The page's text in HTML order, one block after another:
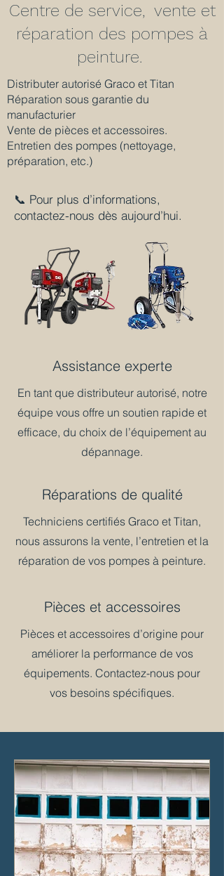
Centre de service, vente et
réparation des pompes à
peinture.
Distributer autorisé Graco et Titan
Réparation sous garantie du
manufacturier
Vente de pièces et accessoires.
Entretien des pompes (nettoyage,
préparation, etc.)
📞 Pour plus d’informations,
contactez-nous dès aujourd’hui.
Assistance experte
En tant que distributeur autorisé, notre
équipe vous offre un soutien rapide et
efficace, du choix de l’équipement au
dépannage.
Réparations de qualité
Techniciens certifiés Graco et Titan,
nous assurons la vente, l’entretien et la
réparation de vos pompes à peinture.
Pièces et accessoires
Pièces et accessoires d’origine pour
améliorer la performance de vos
équipements. Contactez-nous pour
vos besoins spécifiques.